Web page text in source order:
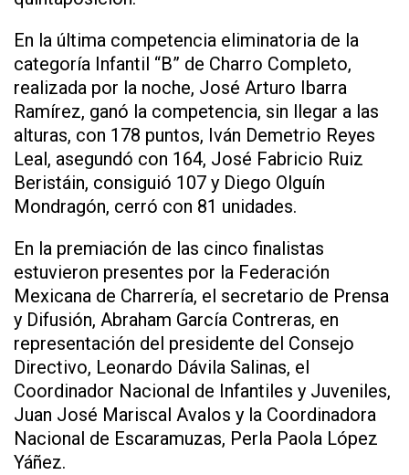
En la última competencia eliminatoria de la
categoría Infantil “B” de Charro Completo,
realizada por la noche, José Arturo Ibarra
Ramírez, ganó la competencia, sin llegar a las
alturas, con 178 puntos, Iván Demetrio Reyes
Leal, asegundó con 164, José Fabricio Ruiz
Beristáin, consiguió 107 y Diego Olguín
Mondragón, cerró con 81 unidades.
En la premiación de las cinco finalistas
estuvieron presentes por la Federación
Mexicana de Charrería, el secretario de Prensa
y Difusión, Abraham García Contreras, en
representación del presidente del Consejo
Directivo, Leonardo Dávila Salinas, el
Coordinador Nacional de Infantiles y Juveniles,
Juan José Mariscal Avalos y la Coordinadora
Nacional de Escaramuzas, Perla Paola López
Yáñez.